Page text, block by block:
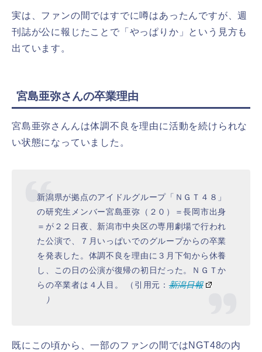
実は、ファンの間ではすでに噂はあったんですが、週
刊誌が公に報じたことで「やっぱりか」という見方も
出ています。
宮島亜弥さんの卒業理由
宮島亜弥さんんは体調不良を理由に活動を続けられな
い状態になっていました。
新潟県が拠点のアイドルグループ「ＮＧＴ４８」
の研究生メンバー宮島亜弥（２０）＝長岡市出身
＝が２２日夜、新潟市中央区の専用劇場で行われ
た公演で、７月いっぱいでのグループからの卒業
を発表した。体調不良を理由に３月下旬から休養
し、この日の公演が復帰の初日だった。ＮＧＴか
らの卒業者は４人目。 （引用元：新潟日報
）
既にこの頃から、一部のファンの間ではNGT48の内